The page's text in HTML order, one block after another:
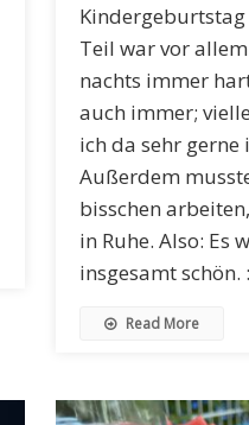
Teil war vor
nachts immer
auch immer;
ich da sehr
Außerdem
bisschen
in Ruhe. Also: Es
insgesamt schön.
Read More